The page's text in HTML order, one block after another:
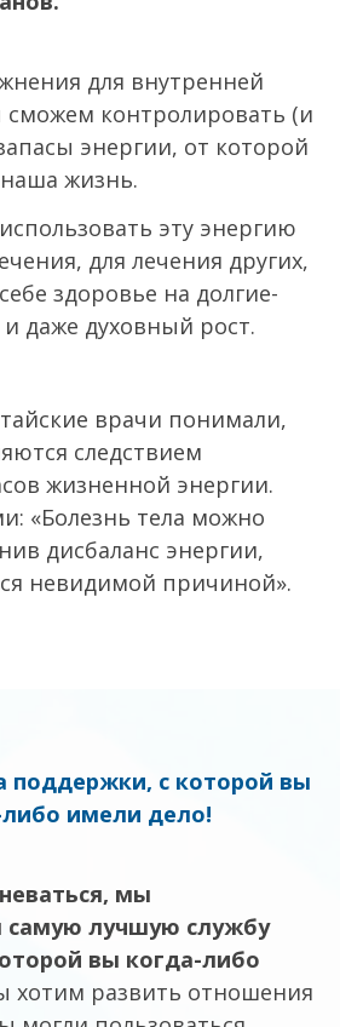
для внутренней
контролировать (и
энергии, от которой
жизнь.
эту энергию
для лечения других,
здоровье на долгие-
даже духовный рост.
врачи понимали,
следствием
жизненной энергии.
«Болезнь тела можно
дисбаланс энергии,
невидимой причиной».
поддержки, с которой вы
имели дело!
мы
самую лучшую службу
вы когда-либо
хотим развить отношения